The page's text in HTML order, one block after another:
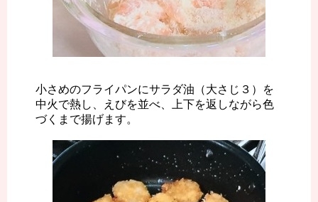
小さめのフライパンにサラダ油（大さじ３）を
中火で熱し、えびを並べ、上下を返しながら色
づくまで揚げます。